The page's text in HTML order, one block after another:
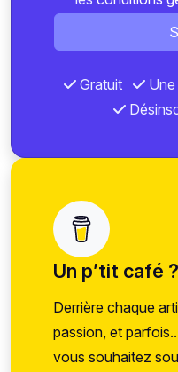
Gratuit
Un p’tit café ?
Derrière chaque
passion, et
vous souhaitez